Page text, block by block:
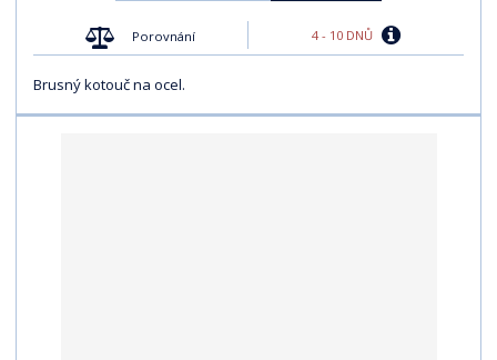
Porovnání 4 - 10 DNŮ
Brusný kotouč na ocel.